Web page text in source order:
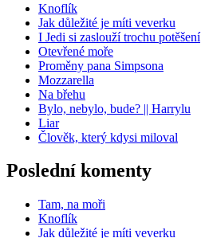
Knoflík
Jak důležité je míti veverku
I Jedi si zaslouží trochu potěšení
Otevřené moře
Proměny pana Simpsona
Mozzarella
Na břehu
Bylo, nebylo, bude? || Harrylu
Liar
Člověk, který kdysi miloval
Poslední komenty
Tam, na moři
Knoflík
Jak důležité je míti veverku